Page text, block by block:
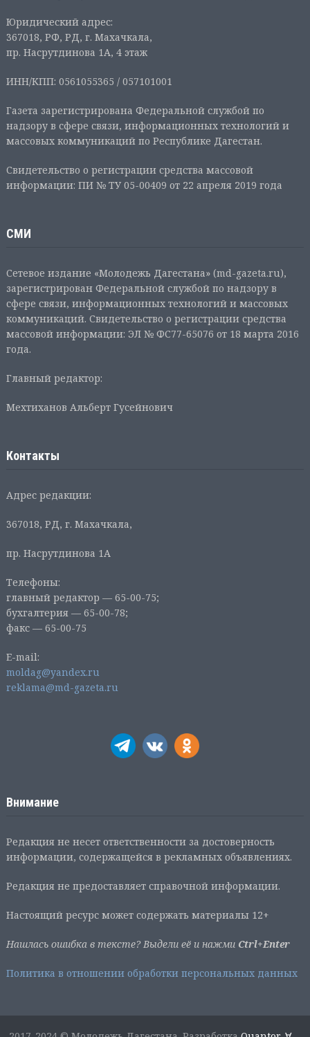
Юридический адрес:
367018, РФ, РД, г. Махачкала,
пр. Насрутдинова 1А, 4 этаж
ИНН/КПП: 0561055365 / 057101001
Газета зарегистрирована Федеральной службой по
надзору в сфере связи, информационных технологий и
массовых коммуникаций по Республике Дагестан.
Свидетельство о регистрации средства массовой
информации: ПИ № ТУ 05-00409 от 22 апреля 2019 года
СМИ
Сетевое издание «Молодежь Дагестана» (md-gazeta.ru),
зарегистрирован Федеральной службой по надзору в
сфере связи, информационных технологий и массовых
коммуникаций. Свидетельство о регистрации средства
массовой информации: ЭЛ № ФС77-65076 от 18 марта 2016
года.
Главный редактор:
Мехтиханов Альберт Гусейнович
Контакты
Адрес редакции:
367018, РД, г. Махачкала,
пр. Насрутдинова 1А
Телефоны:
главный редактор — 65-00-75;
бухгалтерия — 65-00-78;
факс — 65-00-75
E-mail:
moldag@yandex.ru
reklama@md-gazeta.ru
Внимание
Редакция не несет ответственности за достоверность
информации, содержащейся в рекламных объявлениях.
Редакция не предоставляет справочной информации.
Настоящий ресурс может содержать материалы 12+
Нашлась ошибка в тексте? Выдели её и нажми Ctrl+Enter
Политика в отношении обработки персональных данных